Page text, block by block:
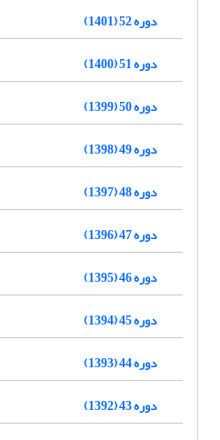
دوره 52 (1401)
دوره 51 (1400)
دوره 50 (1399)
دوره 49 (1398)
دوره 48 (1397)
دوره 47 (1396)
دوره 46 (1395)
دوره 45 (1394)
دوره 44 (1393)
دوره 43 (1392)